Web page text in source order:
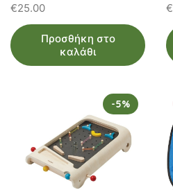
€25.00
Προσθήκη στο
καλάθι
€
-5%